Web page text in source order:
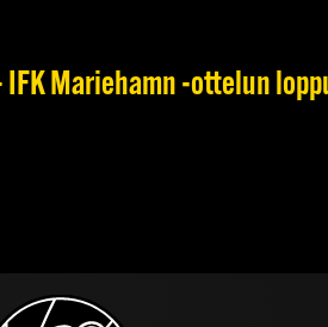
IFK Mariehamn -ottelun